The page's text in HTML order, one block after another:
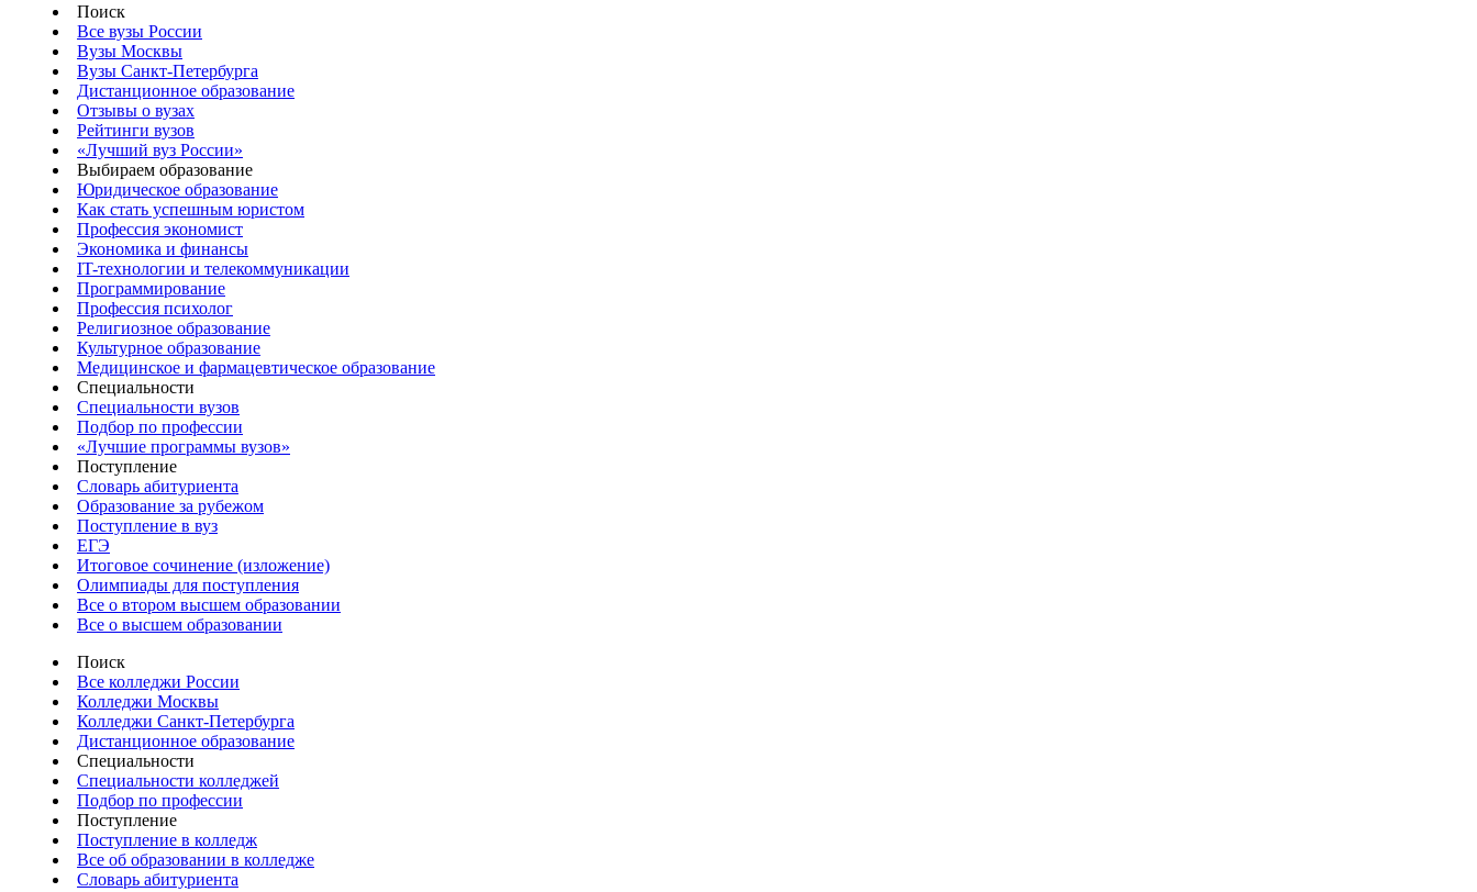
Поиск
Все вузы России
Вузы Москвы
Вузы Санкт-Петербурга
Дистанционное образование
Отзывы о вузах
Рейтинги вузов
«Лучший вуз России»
Выбираем образование
Юридическое образование
Как стать успешным юристом
Профессия экономист
Экономика и финансы
IT-технологии и телекоммуникации
Программирование
Профессия психолог
Религиозное образование
Культурное образование
Медицинское и фармацевтическое образование
Специальности
Специальности вузов
Подбор по профессии
«Лучшие программы вузов»
Поступление
Словарь абитуриента
Образование за рубежом
Поступление в вуз
ЕГЭ
Итоговое сочинение (изложение)
Олимпиады для поступления
Все о втором высшем образовании
Все о высшем образовании
Поиск
Все колледжи России
Колледжи Москвы
Колледжи Санкт-Петербурга
Дистанционное образование
Специальности
Специальности колледжей
Подбор по профессии
Поступление
Поступление в колледж
Все об образовании в колледже
Словарь абитуриента